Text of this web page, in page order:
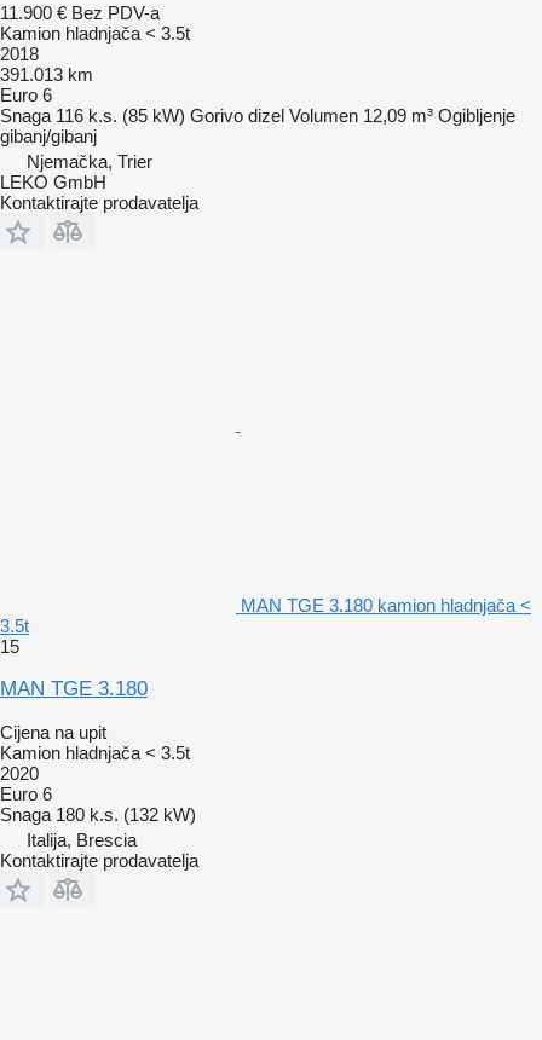
11.900 € Bez PDV-a
Kamion hladnjača < 3.5t
2018
391.013 km
Euro 6
Snaga 116 k.s. (85 kW) Gorivo dizel Volumen 12,09 m³ Ogibljenje
gibanj/gibanj
Njemačka, Trier
LEKO GmbH
Kontaktirajte prodavatelja
MAN TGE 3.180 kamion hladnjača <
3.5t
15
MAN TGE 3.180
Cijena na upit
Kamion hladnjača < 3.5t
2020
Euro 6
Snaga 180 k.s. (132 kW)
Italija, Brescia
Kontaktirajte prodavatelja